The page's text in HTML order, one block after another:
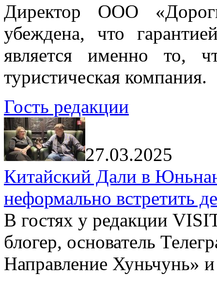
Директор ООО
убеждена, что
является именно то,
туристическая компания.
Гость редакции
27.03.2025
Китайский Дали в
неформально встретить
В гостях у редакции
блогер, основатель
Направление Хуньчунь»